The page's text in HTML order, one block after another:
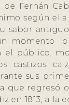
de Fernán
según ella
sabor antiguo
momento lo
el público,
castizos
sus
que regresó
en 1813, a la